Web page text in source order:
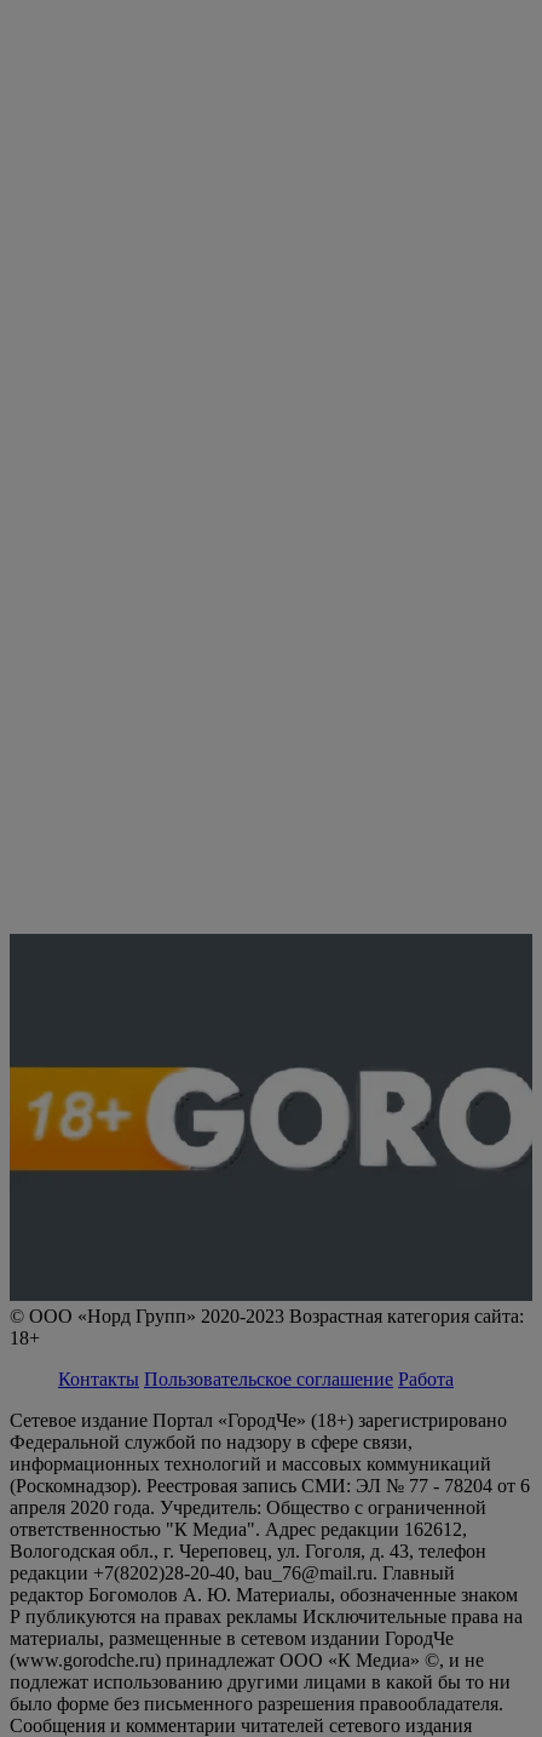
© ООО «Норд Групп» 2020-2023 Возрастная категория сайта:
18+
Контакты Пользовательское соглашение Работа
Сетевое издание Портал «ГородЧе» (18+) зарегистрировано
Федеральной службой по надзору в сфере связи,
информационных технологий и массовых коммуникаций
(Роскомнадзор). Реестровая запись СМИ: ЭЛ № 77 - 78204 от 6
апреля 2020 года. Учредитель: Общество с ограниченной
ответственностью "К Медиа". Адрес редакции 162612,
Вологодская обл., г. Череповец, ул. Гоголя, д. 43, телефон
редакции +7(8202)28-20-40, bau_76@mail.ru. Главный
редактор Богомолов А. Ю. Материалы, обозначенные знаком
Р публикуются на правах рекламы Исключительные права на
материалы, размещенные в сетевом издании ГородЧе
(www.gorodche.ru) принадлежат ООО «К Медиа» ©, и не
подлежат использованию другими лицами в какой бы то ни
было форме без письменного разрешения правообладателя.
Сообщения и комментарии читателей сетевого издания